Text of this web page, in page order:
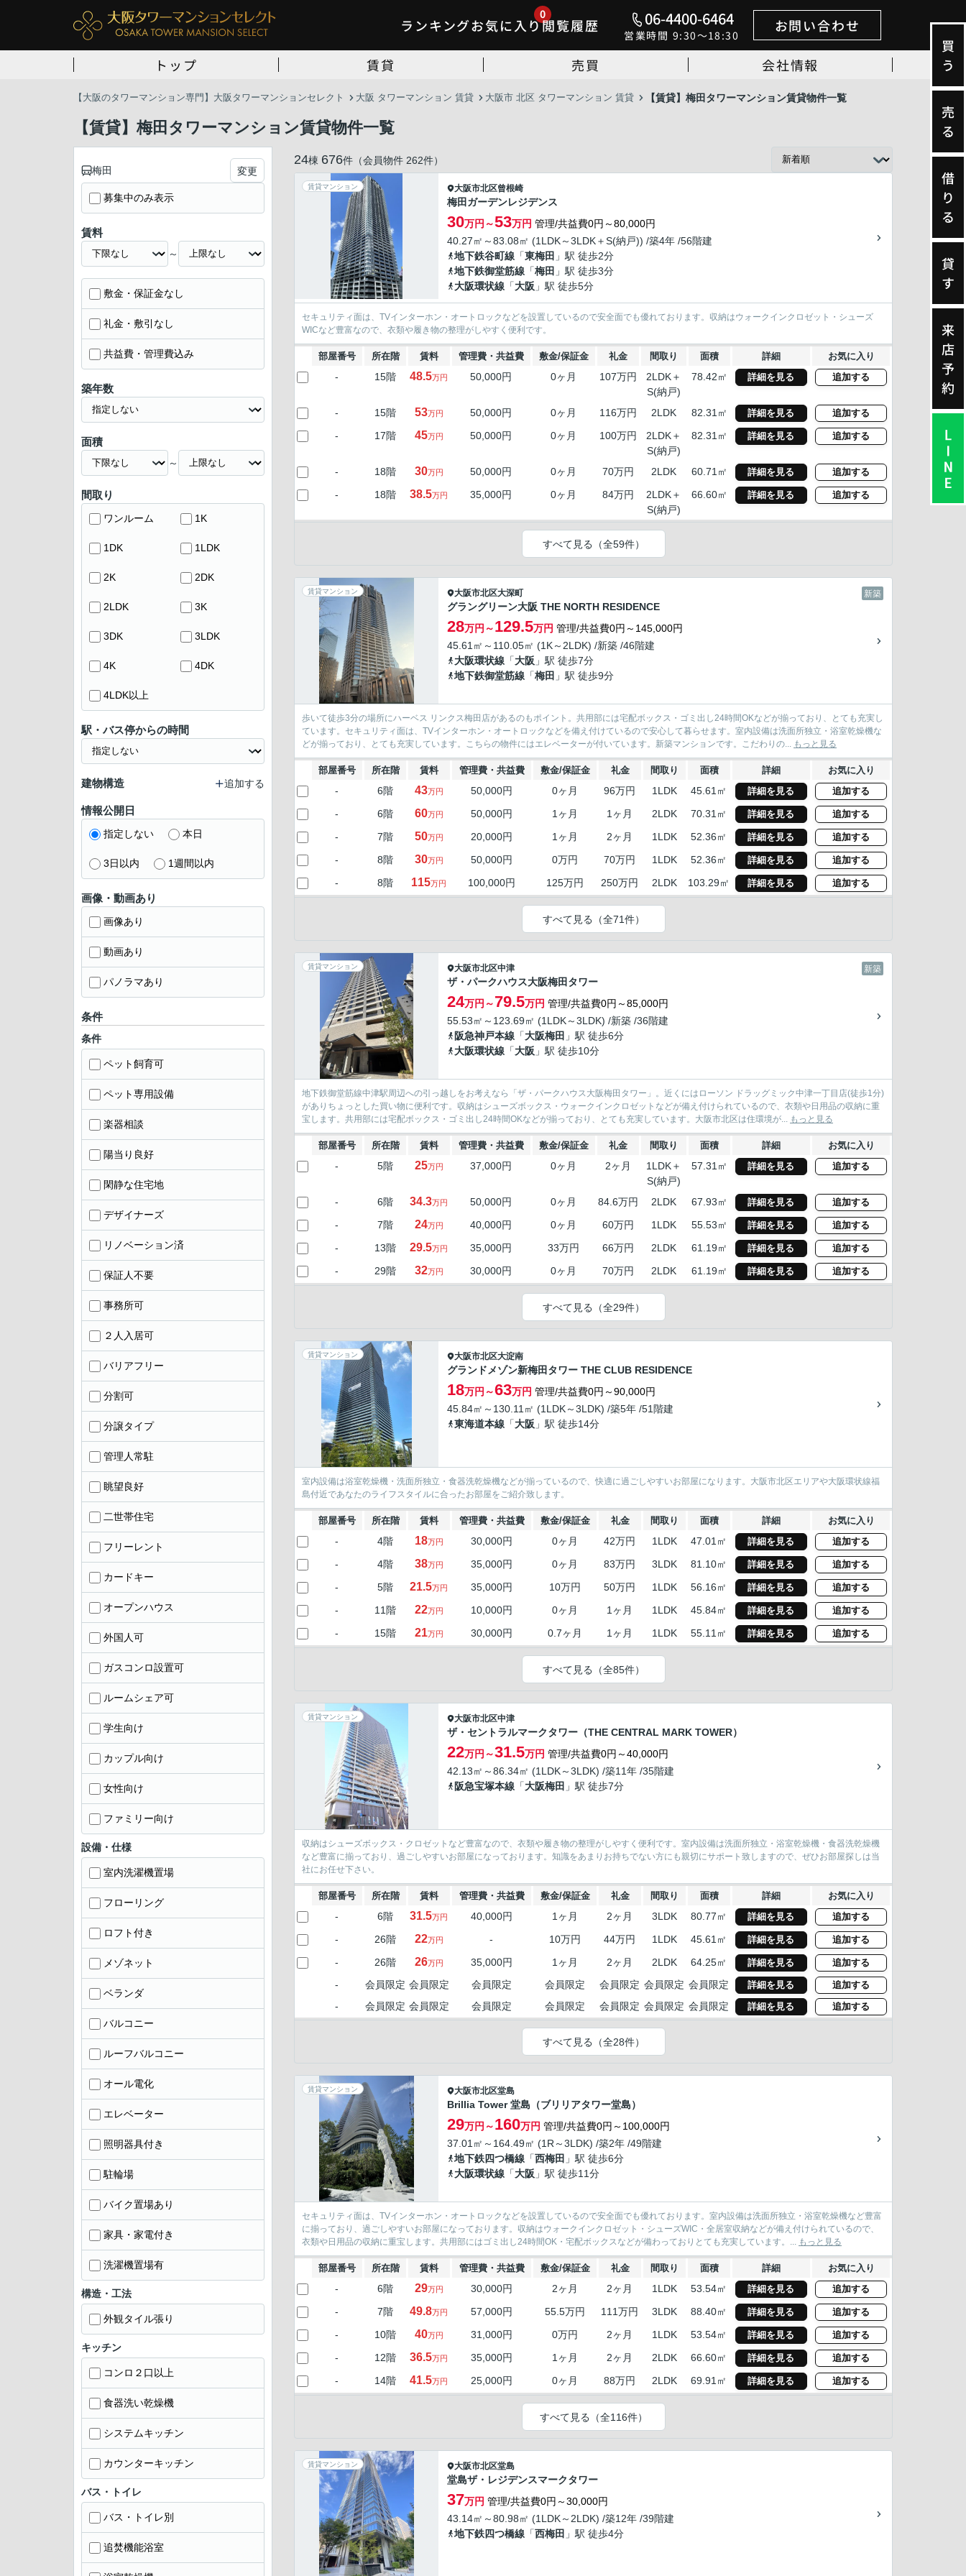
ランキングお気に入り
0
閲覧履歴 06-4400-6464
営業時間 9:30～18:30
お問い合わせ
トップ 賃貸 売買 会社情報
【大阪のタワーマンション専門】大阪タワーマンションセレクト 大阪 タワーマンション 賃貸 大阪市 北区 タワーマンション 賃貸 【賃貸】梅田タワーマンション賃貸物件一覧
【賃貸】梅田タワーマンション賃貸物件一覧
24棟 676件（会員物件 262件）
賃貸マンション 大阪市北区曾根崎
梅田ガーデンレジデンス
30万円～53万円 管理/共益費0円～80,000円
40.27㎡～83.08㎡ (1LDK～3LDK＋S(納戸)) /築4年 /56階建
地下鉄谷町線 「東梅田 」駅 徒歩2分
地下鉄御堂筋線 「梅田 」駅 徒歩3分
大阪環状線 「大阪 」駅 徒歩5分
セキュリティ面は、TVインターホン・オートロックなどを設置しているので安全面でも優れております。収納はウォークインクロゼット・シューズ
WICなど豊富なので、衣類や履き物の整理がしやすく便利です。
部屋番号 所在階 賃料 管理費・共益費 敷金/保証金 礼金 間取り 面積 詳細 お気に入り
- 15階 48.5万円 50,000円 0ヶ月 107万円
2LDK＋
S(納戸)
78.42㎡ 詳細を見る 追加する
- 15階 53万円 50,000円 0ヶ月 116万円 2LDK 82.31㎡ 詳細を見る 追加する
- 17階 45万円 50,000円 0ヶ月 100万円
2LDK＋
S(納戸)
82.31㎡ 詳細を見る 追加する
- 18階 30万円 50,000円 0ヶ月 70万円 2LDK 60.71㎡ 詳細を見る 追加する
- 18階 38.5万円 35,000円 0ヶ月 84万円
2LDK＋
S(納戸)
66.60㎡ 詳細を見る 追加する
すべて見る（全59件）
賃貸マンション 新築
大阪市北区大深町
グラングリーン大阪 THE NORTH RESIDENCE
28万円～129.5万円 管理/共益費0円～145,000円
45.61㎡～110.05㎡ (1K～2LDK) /新築 /46階建
大阪環状線 「大阪 」駅 徒歩7分
地下鉄御堂筋線 「梅田 」駅 徒歩9分
歩いて徒歩3分の場所にハーベス リンクス梅田店があるのもポイント。共用部には宅配ボックス・ゴミ出し24時間OKなどが揃っており、とても充実し
ています。セキュリティ面は、TVインターホン・オートロックなどを備え付けているので安心して暮らせます。室内設備は洗面所独立・浴室乾燥機な
どが揃っており、とても充実しています。こちらの物件にはエレベーターが付いています。新築マンションです。こだわりの... もっと見る
部屋番号 所在階 賃料 管理費・共益費 敷金/保証金 礼金 間取り 面積 詳細 お気に入り
- 6階 43万円 50,000円 0ヶ月 96万円 1LDK 45.61㎡ 詳細を見る 追加する
- 6階 60万円 50,000円 1ヶ月 1ヶ月 2LDK 70.31㎡ 詳細を見る 追加する
- 7階 50万円 20,000円 1ヶ月 2ヶ月 1LDK 52.36㎡ 詳細を見る 追加する
- 8階 30万円 50,000円 0万円 70万円 1LDK 52.36㎡ 詳細を見る 追加する
- 8階 115万円 100,000円 125万円 250万円 2LDK 103.29㎡ 詳細を見る 追加する
すべて見る（全71件）
賃貸マンション 新築
大阪市北区中津
ザ・パークハウス大阪梅田タワー
24万円～79.5万円 管理/共益費0円～85,000円
55.53㎡～123.69㎡ (1LDK～3LDK) /新築 /36階建
阪急神戸本線 「大阪梅田 」駅 徒歩6分
大阪環状線 「大阪 」駅 徒歩10分
地下鉄御堂筋線中津駅周辺への引っ越しをお考えなら「ザ・パークハウス大阪梅田タワー」。近くにはローソン ドラッグミック中津一丁目店(徒歩1分)
がありちょっとした買い物に便利です。収納はシューズボックス・ウォークインクロゼットなどが備え付けられているので、衣類や日用品の収納に重
宝します。共用部には宅配ボックス・ゴミ出し24時間OKなどが揃っており、とても充実しています。大阪市北区は住環境が... もっと見る
部屋番号 所在階 賃料 管理費・共益費 敷金/保証金 礼金 間取り 面積 詳細 お気に入り
- 5階 25万円 37,000円 0ヶ月 2ヶ月
1LDK＋
S(納戸)
57.31㎡ 詳細を見る 追加する
- 6階 34.3万円 50,000円 0ヶ月 84.6万円 2LDK 67.93㎡ 詳細を見る 追加する
- 7階 24万円 40,000円 0ヶ月 60万円 1LDK 55.53㎡ 詳細を見る 追加する
- 13階 29.5万円 35,000円 33万円 66万円 2LDK 61.19㎡ 詳細を見る 追加する
- 29階 32万円 30,000円 0ヶ月 70万円 2LDK 61.19㎡ 詳細を見る 追加する
すべて見る（全29件）
賃貸マンション 大阪市北区大淀南
グランドメゾン新梅田タワー THE CLUB RESIDENCE
18万円～63万円 管理/共益費0円～90,000円
45.84㎡～130.11㎡ (1LDK～3LDK) /築5年 /51階建
東海道本線 「大阪 」駅 徒歩14分
室内設備は浴室乾燥機・洗面所独立・食器洗乾燥機などが揃っているので、快適に過ごしやすいお部屋になります。大阪市北区エリアや大阪環状線福
島付近であなたのライフスタイルに合ったお部屋をご紹介致します。
部屋番号 所在階 賃料 管理費・共益費 敷金/保証金 礼金 間取り 面積 詳細 お気に入り
- 4階 18万円 30,000円 0ヶ月 42万円 1LDK 47.01㎡ 詳細を見る 追加する
- 4階 38万円 35,000円 0ヶ月 83万円 3LDK 81.10㎡ 詳細を見る 追加する
- 5階 21.5万円 35,000円 10万円 50万円 1LDK 56.16㎡ 詳細を見る 追加する
- 11階 22万円 10,000円 0ヶ月 1ヶ月 1LDK 45.84㎡ 詳細を見る 追加する
- 15階 21万円 30,000円 0.7ヶ月 1ヶ月 1LDK 55.11㎡ 詳細を見る 追加する
すべて見る（全85件）
賃貸マンション 大阪市北区中津
ザ・セントラルマークタワー（THE CENTRAL MARK TOWER）
22万円～31.5万円 管理/共益費0円～40,000円
42.13㎡～86.34㎡ (1LDK～3LDK) /築11年 /35階建
阪急宝塚本線 「大阪梅田 」駅 徒歩7分
収納はシューズボックス・クロゼットなど豊富なので、衣類や履き物の整理がしやすく便利です。室内設備は洗面所独立・浴室乾燥機・食器洗乾燥機
など豊富に揃っており、過ごしやすいお部屋になっております。知識をあまりお持ちでない方にも親切にサポート致しますので、ぜひお部屋探しは当
社にお任せ下さい。
部屋番号 所在階 賃料 管理費・共益費 敷金/保証金 礼金 間取り 面積 詳細 お気に入り
- 6階 31.5万円 40,000円 1ヶ月 2ヶ月 3LDK 80.77㎡ 詳細を見る 追加する
- 26階 22万円 - 10万円 44万円 1LDK 45.61㎡ 詳細を見る 追加する
- 26階 26万円 35,000円 1ヶ月 2ヶ月 2LDK 64.25㎡ 詳細を見る 追加する
- 会員限定 会員限定 会員限定 会員限定 会員限定 会員限定 会員限定 詳細を見る 追加する
- 会員限定 会員限定 会員限定 会員限定 会員限定 会員限定 会員限定 詳細を見る 追加する
すべて見る（全28件）
賃貸マンション 大阪市北区堂島
Brillia Tower 堂島（ブリリアタワー堂島）
29万円～160万円 管理/共益費0円～100,000円
37.01㎡～164.49㎡ (1R～3LDK) /築2年 /49階建
地下鉄四つ橋線 「西梅田 」駅 徒歩6分
大阪環状線 「大阪 」駅 徒歩11分
セキュリティ面は、TVインターホン・オートロックなどを設置しているので安全面でも優れております。室内設備は洗面所独立・浴室乾燥機など豊富
に揃っており、過ごしやすいお部屋になっております。収納はウォークインクロゼット・シューズWIC・全居室収納などが備え付けられているので、
衣類や日用品の収納に重宝します。共用部にはゴミ出し24時間OK・宅配ボックスなどが備わっておりとても充実しています。... もっと見る
部屋番号 所在階 賃料 管理費・共益費 敷金/保証金 礼金 間取り 面積 詳細 お気に入り
- 6階 29万円 30,000円 2ヶ月 2ヶ月 1LDK 53.54㎡ 詳細を見る 追加する
- 7階 49.8万円 57,000円 55.5万円 111万円 3LDK 88.40㎡ 詳細を見る 追加する
- 10階 40万円 31,000円 0万円 2ヶ月 1LDK 53.54㎡ 詳細を見る 追加する
- 12階 36.5万円 35,000円 1ヶ月 2ヶ月 2LDK 66.60㎡ 詳細を見る 追加する
- 14階 41.5万円 25,000円 0ヶ月 88万円 2LDK 69.91㎡ 詳細を見る 追加する
すべて見る（全116件）
賃貸マンション 大阪市北区堂島
堂島ザ・レジデンスマークタワー
37万円 管理/共益費0円～30,000円
43.14㎡～80.98㎡ (1LDK～2LDK) /築12年 /39階建
地下鉄四つ橋線 「西梅田 」駅 徒歩4分
梅田 変更
募集中のみ表示
賃料
～
敷金・保証金なし
礼金・敷引なし
共益費・管理費込み
築年数
面積
～
間取り
ワンルーム 1K
1DK 1LDK
2K 2DK
2LDK 3K
3DK 3LDK
4K 4DK
4LDK以上
駅・バス停からの時間
建物構造 追加する
情報公開日
指定しない 本日
3日以内 1週間以内
画像・動画あり
画像あり
動画あり
パノラマあり
条件
条件
ペット飼育可
ペット専用設備
楽器相談
陽当り良好
閑静な住宅地
デザイナーズ
リノベーション済
保証人不要
事務所可
２人入居可
バリアフリー
分割可
分譲タイプ
管理人常駐
眺望良好
二世帯住宅
フリーレント
カードキー
オープンハウス
外国人可
ガスコンロ設置可
ルームシェア可
学生向け
カップル向け
女性向け
ファミリー向け
設備・仕様
室内洗濯機置場
フローリング
ロフト付き
メゾネット
ベランダ
バルコニー
ルーフバルコニー
オール電化
エレベーター
照明器具付き
駐輪場
バイク置場あり
家具・家電付き
洗濯機置場有
構造・工法
外観タイル張り
キッチン
コンロ２口以上
食器洗い乾燥機
システムキッチン
カウンターキッチン
バス・トイレ
バス・トイレ別
追焚機能浴室
買
う
売
る
借
り
る
貸
す
来
店
予
約